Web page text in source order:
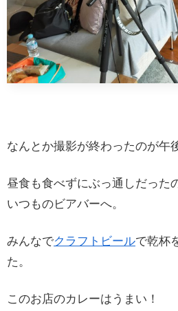
なんとか撮影が終わったのが午
昼食も食べずにぶっ通しだった
いつものビアバーへ。
みんなでクラフトビールで乾杯
た。
このお店のカレーはうまい！